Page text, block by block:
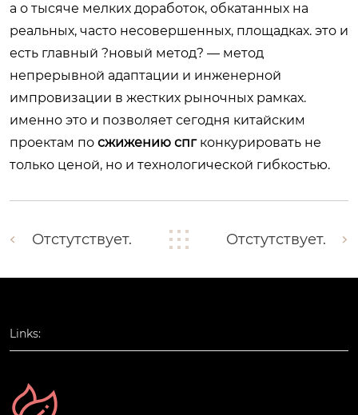
а о тысяче мелких доработок, обкатанных на
реальных, часто несовершенных, площадках. это и
есть главный ?новый метод? — метод
непрерывной адаптации и инженерной
импровизации в жестких рыночных рамках.
именно это и позволяет сегодня китайским
проектам по сжижению спгконкурировать не
только ценой, но и технологической гибкостью.
Отстутствует. Отстутствует.
Links: